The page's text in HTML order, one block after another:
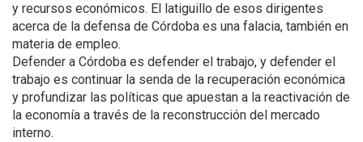
y recursos económicos. El latiguillo de esos dirigentes
acerca de la defensa de Córdoba es una falacia, también en
materia de empleo.
Defender a Córdoba es defender el trabajo, y defender el
trabajo es continuar la senda de la recuperación económica
y profundizar las políticas que apuestan a la reactivación de
la economía a través de la reconstrucción del mercado
interno.